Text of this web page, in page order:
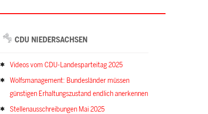
CDU NIEDERSACHSEN
Videos vom CDU-Landesparteitag 2025
Wolfsmanagement: Bundesländer müssen
günstigen Erhaltungszustand endlich anerkennen
Stellenausschreibungen Mai 2025